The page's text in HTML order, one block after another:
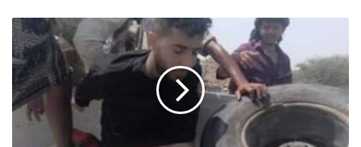
يكشف
السبب
الحقيقي
لوفاة
نجله